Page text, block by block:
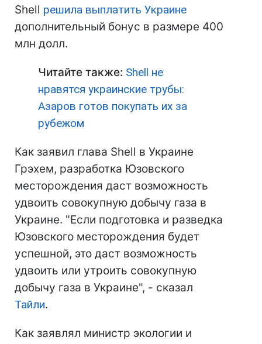
Shell решила выплатить Украине
дополнительный бонус в размере 400
млн долл.
Читайте также: Shell не
нравятся украинские трубы:
Азаров готов покупать их за
рубежом
Как заявил глава Shell в Украине
Грэхем, разработка Юзовского
месторождения даст возможность
удвоить совокупную добычу газа в
Украине. "Если подготовка и разведка
Юзовского месторождения будет
успешной, это даст возможность
удвоить или утроить совокупную
добычу газа в Украине", - сказал
Тайли.
Как заявлял министр экологии и